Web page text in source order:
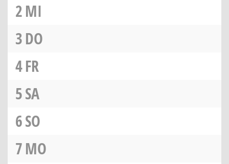
2MI
3DO
4FR
5SA
6SO
7MO